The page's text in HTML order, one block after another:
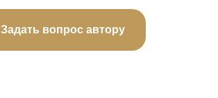
Задать вопрос автору